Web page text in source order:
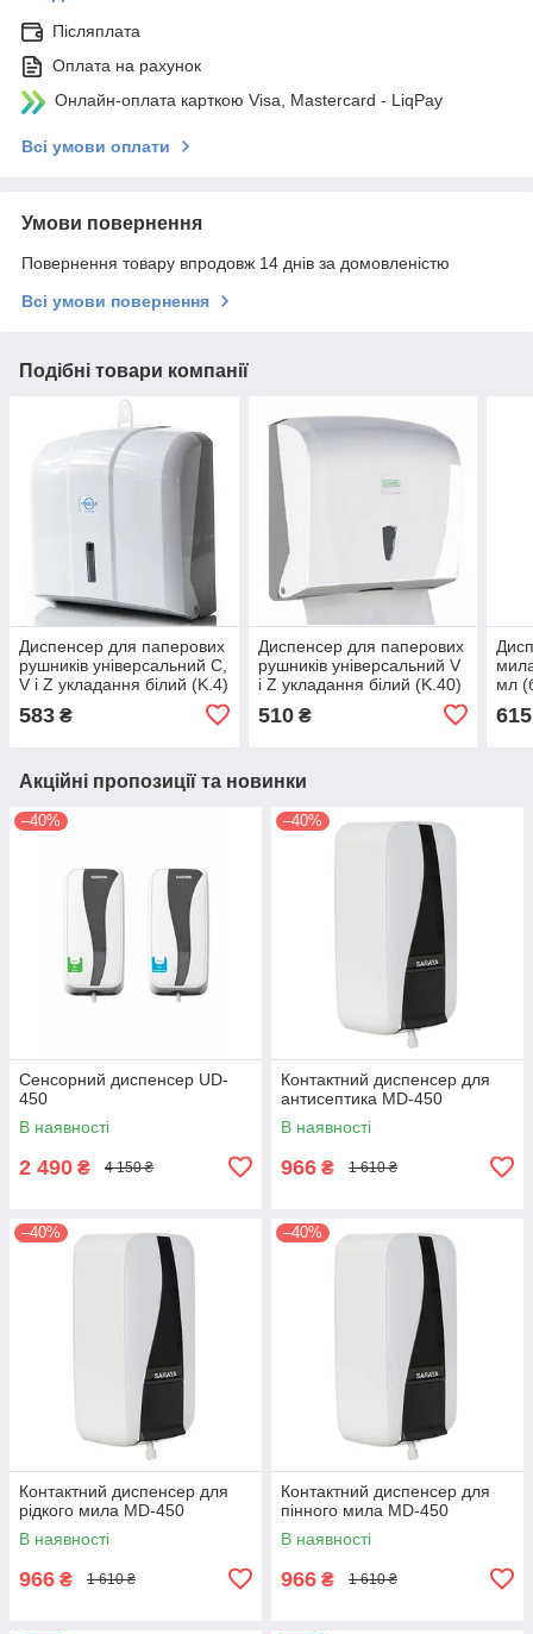
Післяплата
Оплата на рахунок
Онлайн-оплата карткою Visa, Mastercard - LiqPay
Всі умови оплати
Умови повернення
Повернення товару впродовж 14 днів за домовленістю
Всі умови повернення
Подібні товари компанії
Диспенсер для паперових
рушників універсальний С,
V і Z укладання білий (K.4)
583 ₴
Диспенсер для паперових
рушників універсальний V
і Z укладання білий (K.40)
510₴
мл
615
Акційні пропозиції та новинки
–40%
Сенсорний диспенсер UD-
450
В наявності
2 490 ₴ 4 150 ₴
–40%
Контактний диспенсер для
антисептика MD-450
В наявності
966 ₴ 1 610 ₴
–40%
Контактний диспенсер для
рідкого мила MD-450
В наявності
966 ₴ 1 610 ₴
–40%
Контактний диспенсер для
пінного мила MD-450
В наявності
966 ₴ 1 610 ₴